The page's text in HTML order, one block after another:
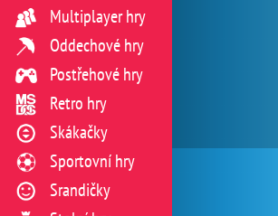
Multiplayer hry
Oddechové hry
Postřehové hry
Retro hry
Skákačky
Sportovní hry
Srandičky